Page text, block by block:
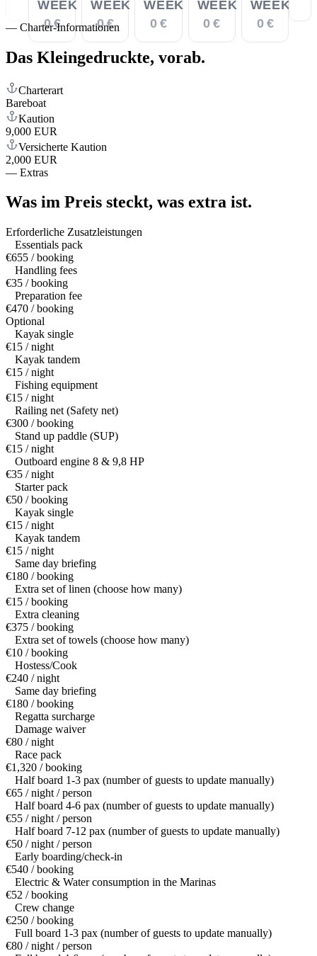
WEEK
0 €
WEEK
0 €
WEEK
0 €
WEEK
0 €
WEEK
0 €
— Charter-Informationen
Das Kleingedruckte, vorab.
Charterart
Bareboat
Kaution
9,000 EUR
Versicherte Kaution
2,000 EUR
— Extras
Was im Preis steckt, was extra ist.
Erforderliche Zusatzleistungen
Essentials pack
€655 / booking
Handling fees
€35 / booking
Preparation fee
€470 / booking
Optional
Kayak single
€15 / night
Kayak tandem
€15 / night
Fishing equipment
€15 / night
Railing net (Safety net)
€300 / booking
Stand up paddle (SUP)
€15 / night
Outboard engine 8 & 9,8 HP
€35 / night
Starter pack
€50 / booking
Kayak single
€15 / night
Kayak tandem
€15 / night
Same day briefing
€180 / booking
Extra set of linen (choose how many)
€15 / booking
Extra cleaning
€375 / booking
Extra set of towels (choose how many)
€10 / booking
Hostess/Cook
€240 / night
Same day briefing
€180 / booking
Regatta surcharge
Damage waiver
€80 / night
Race pack
€1,320 / booking
Half board 1-3 pax (number of guests to update manually)
€65 / night / person
Half board 4-6 pax (number of guests to update manually)
€55 / night / person
Half board 7-12 pax (number of guests to update manually)
€50 / night / person
Early boarding/check-in
€540 / booking
Electric & Water consumption in the Marinas
€52 / booking
Crew change
€250 / booking
Full board 1-3 pax (number of guests to update manually)
€80 / night / person